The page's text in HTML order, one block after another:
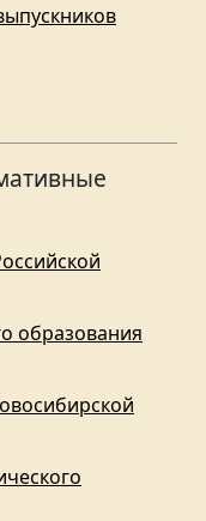
образования